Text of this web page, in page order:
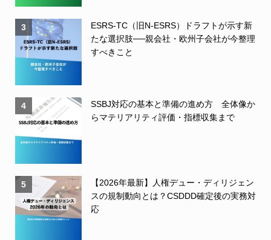
3
ESRS-TC（旧N-ESRS）ドラフトが示す新
たな選択肢──親会社・欧州子会社が今整理
すべきこと
4
SSBJ対応の基本と準備の進め方 全体像か
らマテリアリティ評価・指標収集まで
5
【2026年最新】人権デュー・ディリジェン
スの規制動向とは？CSDDD確定後の実務対
応